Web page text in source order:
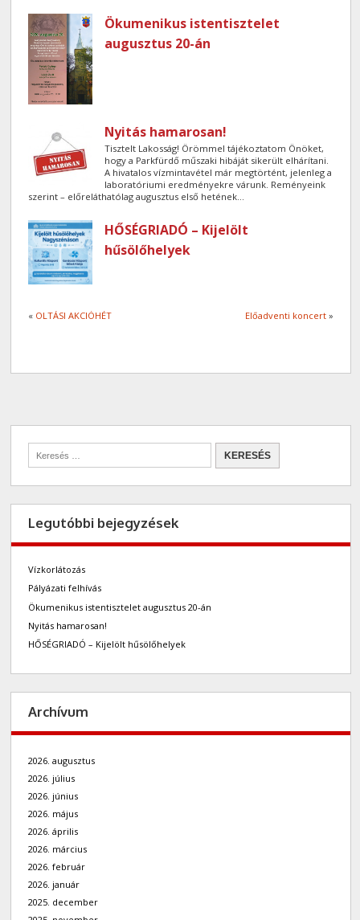
Ökumenikus istentisztelet
augusztus 20-án
Nyitás hamarosan!
Tisztelt Lakosság! Örömmel tájékoztatom Önöket,
hogy a Parkfürdő műszaki hibáját sikerült elhárítani.
A hivatalos vízmintavétel már megtörtént, jelenleg a
laboratóriumi eredményekre várunk. Reményeink
szerint – előreláthatólag augusztus első hetének...
HŐSÉGRIADÓ – Kijelölt
hűsölőhelyek
« OLTÁSI AKCIÓHÉT Előadventi koncert»
Legutóbbi bejegyzések
Vízkorlátozás
Pályázati felhívás
Ökumenikus istentisztelet augusztus 20-án
Nyitás hamarosan!
HŐSÉGRIADÓ – Kijelölt hűsölőhelyek
Archívum
2026. augusztus
2026. július
2026. június
2026. május
2026. április
2026. március
2026. február
2026. január
2025. december